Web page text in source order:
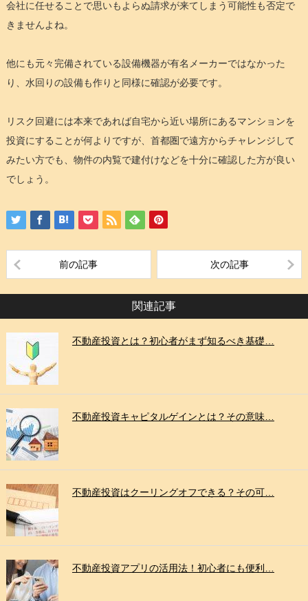
会社に任せることで思いもよらぬ請求が来てしまう可能性も否定で
きませんよね。
他にも元々完備されている設備機器が有名メーカーではなかった
り、水回りの設備も作りと同様に確認が必要です。
リスク回避には本来であれば自宅から近い場所にあるマンションを
投資にすることが何よりですが、首都圏で遠方からチャレンジして
みたい方でも、物件の内覧で建付けなどを十分に確認した方が良い
でしょう。
前の記事 次の記事
関連記事
不動産投資とは？初心者がまず知るべき基礎…
不動産投資キャピタルゲインとは？その意味…
不動産投資はクーリングオフできる？その可…
不動産投資アプリの活用法！初心者にも便利…